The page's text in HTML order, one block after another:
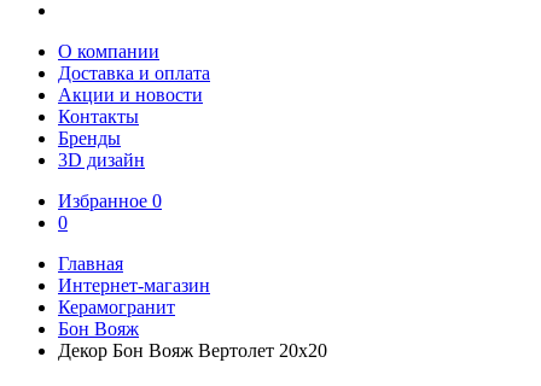
О компании
Доставка и оплата
Акции и новости
Контакты
Бренды
3D дизайн
Избранное 0
0
Главная
Интернет-магазин
Керамогранит
Бон Вояж
Декор Бон Вояж Вертолет 20x20